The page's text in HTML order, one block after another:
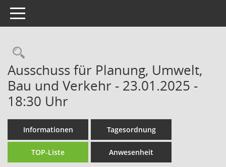
Toggle navigation
Rechercheauswahl
Ausschuss für Planung, Umwelt,
Bau und Verkehr - 23.01.2025 -
18:30 Uhr
Informationen Tagesordnung
TOP-Liste Anwesenheit